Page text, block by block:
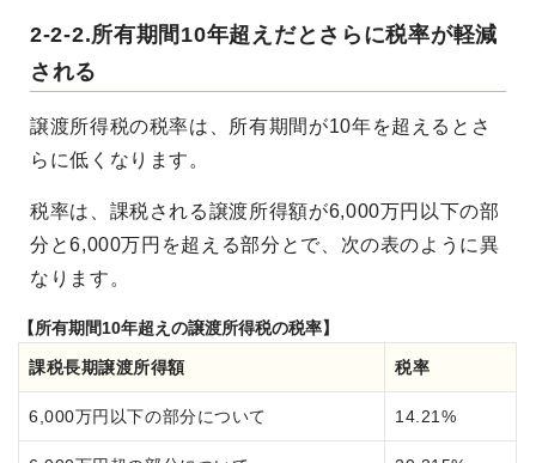
2-2-2.所有期間10年超えだとさらに税率が軽減
される
譲渡所得税の税率は、所有期間が10年を超えるとさ
らに低くなります。
税率は、課税される譲渡所得額が6,000万円以下の部
分と6,000万円を超える部分とで、次の表のように異
なります。
【所有期間10年超えの譲渡所得税の税率】
課税長期譲渡所得額 税率
6,000万円以下の部分について 14.21%